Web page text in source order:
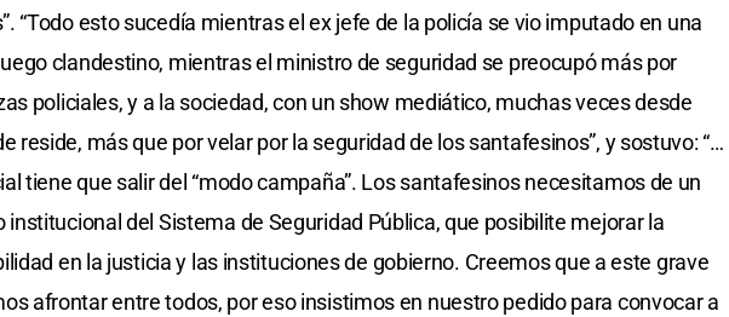
“Todo esto sucedía mientras el ex jefe de la policía se vio imputado en una
clandestino, mientras el ministro de seguridad se preocupó más por
policiales, y a la sociedad, con un show mediático, muchas veces desde
reside, más que por velar por la seguridad de los santafesinos”, y sostuvo: “…
tiene que salir del “modo campaña”. Los santafesinos necesitamos de un
institucional del Sistema de Seguridad Pública, que posibilite mejorar la
en la justicia y las instituciones de gobierno. Creemos que a este grave
afrontar entre todos, por eso insistimos en nuestro pedido para convocar a